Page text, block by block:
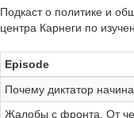
Подкаст о политике и
центра Карнеги по
Episode
Почему диктатор
Жалобы с фронта. От